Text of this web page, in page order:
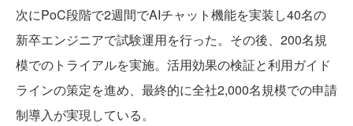
次にPoC段階で2週間でAIチャット機能を実装し40名の
新卒エンジニアで試験運用を行った。その後、200名規
模でのトライアルを実施。活用効果の検証と利用ガイド
ラインの策定を進め、最終的に全社2,000名規模での申請
制導入が実現している。